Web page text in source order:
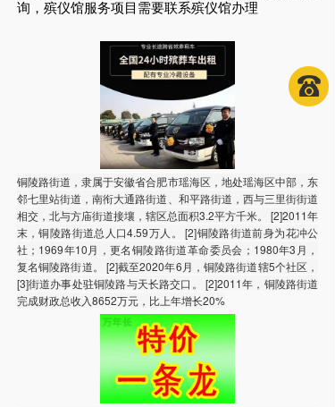
询，殡仪馆服务项目需要联系殡仪馆办理
铜陵路街道，隶属于安徽省合肥市瑶海区，地处瑶海区中部，东
邻七里站街道，南衔大通路街道、和平路街道，西与三里街街道
相交，北与方庙街道接壤，辖区总面积3.2平方千米。 [2]2011年
末，铜陵路街道总人口4.59万人。 [2]铜陵路街道前身为花冲公
社；1969年10月，更名铜陵路街道革命委员会；1980年3月，
复名铜陵路街道。 [2]截至2020年6月，铜陵路街道辖5个社区，
[3]街道办事处驻铜陵路与天长路交口。 [2]2011年，铜陵路街道
完成财政总收入8652万元，比上年增长20%